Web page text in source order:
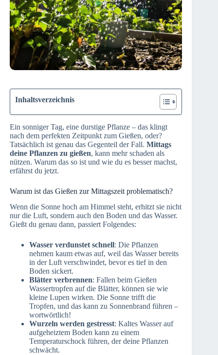
Inhaltsverzeichnis
Ein sonniger Tag, eine durstige Pflanze – das klingt
nach dem perfekten Zeitpunkt zum Gießen, oder?
Tatsächlich ist genau das Gegenteil der Fall. Mittags
deine Pflanzen zu gießen, kann mehr schaden als
nützen. Warum das so ist und wie du es besser machst,
erfährst du jetzt.
Warum ist das Gießen zur Mittagszeit problematisch?
Wenn die Sonne hoch am Himmel steht, erhitzt sie nicht
nur die Luft, sondern auch den Boden und das Wasser.
Gießt du genau dann, passiert Folgendes:
Wasser verdunstet schnell: Die Pflanzen
nehmen kaum etwas auf, weil das Wasser bereits
in der Luft verschwindet, bevor es tief in den
Boden sickert.
Blätter verbrennen: Fallen beim Gießen
Wassertropfen auf die Blätter, können sie wie
kleine Lupen wirken. Die Sonne trifft die
Tropfen, und das kann zu Sonnenbrand führen –
wortwörtlich!
Wurzeln werden gestresst: Kaltes Wasser auf
aufgeheiztem Boden kann zu einem
Temperaturschock führen, der deine Pflanzen
schwächt.